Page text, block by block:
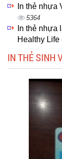
In thẻ nhựa
5364
In thẻ nhựa
Healthy Life
IN THẺ SINH